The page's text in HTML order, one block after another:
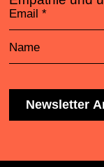
Email*
Name